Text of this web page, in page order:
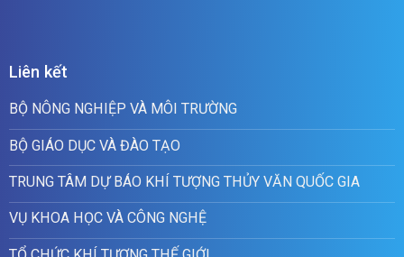
Liên kết
BỘ NÔNG NGHIỆP VÀ MÔI TRƯỜNG
BỘ GIÁO DỤC VÀ ĐÀO TẠO
TRUNG TÂM DỰ BÁO KHÍ TƯỢNG THỦY VĂN QUỐC GIA
VỤ KHOA HỌC VÀ CÔNG NGHỆ